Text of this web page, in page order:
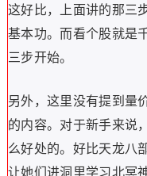
这好比，上面讲的那三
基本功。而看个股就是
三步开始。
另外，这里没有提到量
的内容。对于新手来说
么好处的。好比天龙八
让她们进洞里学习北冥